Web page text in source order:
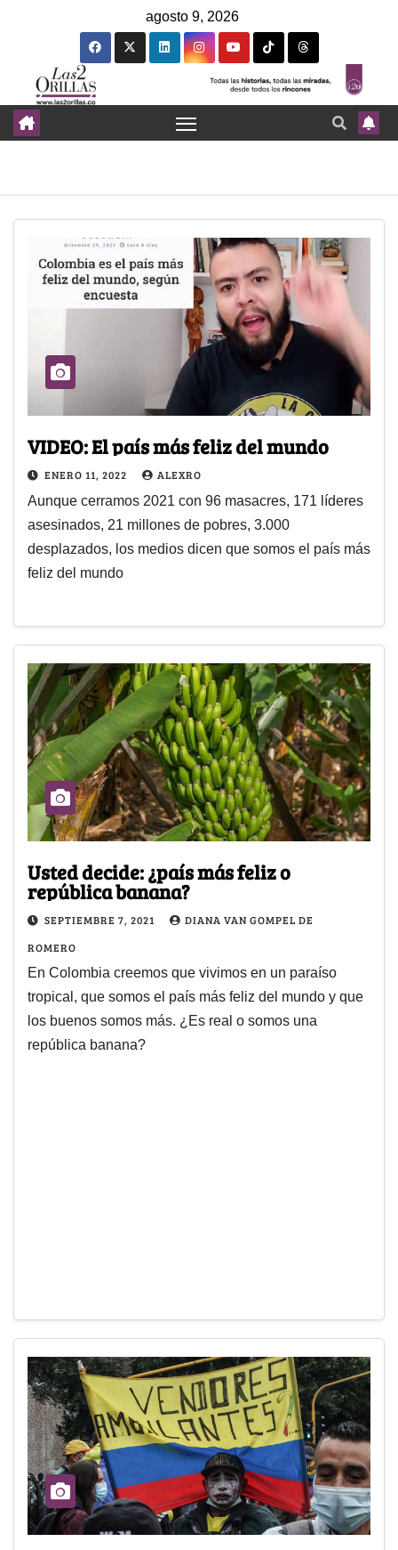
agosto 9, 2026
VIDEO: El país más feliz del mundo
ENERO 11, 2022 ALEXRO
Aunque cerramos 2021 con 96 masacres, 171 líderes
asesinados, 21 millones de pobres, 3.000
desplazados, los medios dicen que somos el país más
feliz del mundo
Usted decide: ¿país más feliz o
república banana?
SEPTIEMBRE 7, 2021
DIANA VAN GOMPEL DE
ROMERO
En Colombia creemos que vivimos en un paraíso
tropical, que somos el país más feliz del mundo y que
los buenos somos más. ¿Es real o somos una
república banana?